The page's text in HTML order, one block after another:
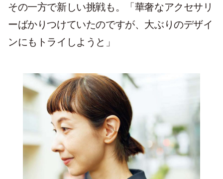
その一方で新しい挑戦も。「華奢なアクセサリ
ーばかりつけていたのですが、大ぶりのデザイ
ンにもトライしようと」